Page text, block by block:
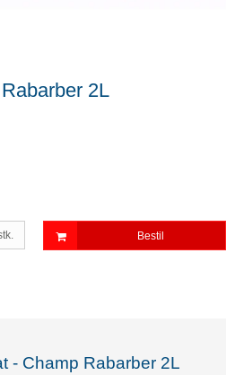
2L
Bestil
- Champ Rabarber 2L